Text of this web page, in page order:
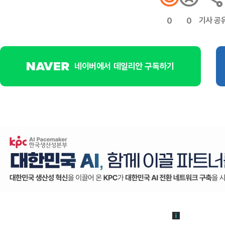
0 0 기사 공
네이버에서 데일리안 구독하기